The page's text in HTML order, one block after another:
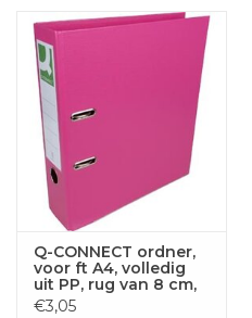
Q-CONNECT ordner,
voor ft A4, volledig
uit PP, rug van 8 cm,
roze
€3,05